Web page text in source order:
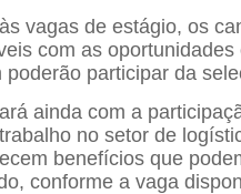
vagas de estágio, os
com as
poderão participar da
ainda com a
no setor de
benefícios que
conforme a vaga